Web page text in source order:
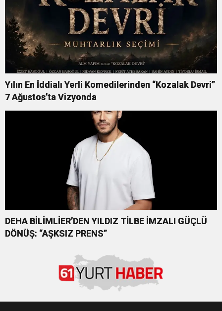
Yılın En İddialı Yerli Komedilerinden “Kozalak Devri”
7 Ağustos’ta Vizyonda
DEHA BİLİMLİER’DEN YILDIZ TİLBE İMZALI GÜÇLÜ
DÖNÜŞ: “AŞKSIZ PRENS”